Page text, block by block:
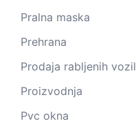
Pralna maska
Prehrana
Prodaja rabljenih vozil
Proizvodnja
Pvc okna